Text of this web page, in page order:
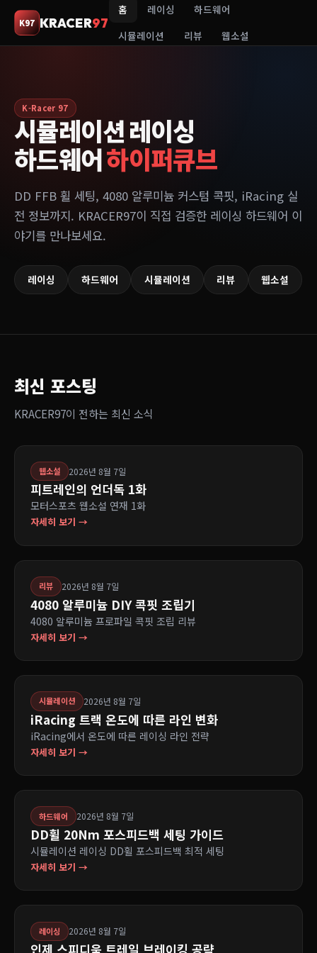
K97 KRACER97
홈 레이싱
하드웨어
시뮬레이션
리뷰 웹소설
K-Racer 97
시뮬레이션 레이싱
하드웨어 하이퍼큐브
DD FFB 휠 세팅, 4080 알루미늄 커스텀 콕핏, iRacing 실
전 정보까지. KRACER97이 직접 검증한 레이싱 하드웨어 이
야기를 만나보세요.
레이싱 하드웨어 시뮬레이션 리뷰 웹소설
최신 포스팅
KRACER97이 전하는 최신 소식
웹소설 2026년 8월 7일
피트레인의 언더독 1화
모터스포츠 웹소설 연재 1화
자세히 보기 →
리뷰 2026년 8월 7일
4080 알루미늄 DIY 콕핏 조립기
4080 알루미늄 프로파일 콕핏 조립 리뷰
자세히 보기 →
시뮬레이션 2026년 8월 7일
iRacing 트랙 온도에 따른 라인 변화
iRacing에서 온도에 따른 레이싱 라인 전략
자세히 보기 →
하드웨어 2026년 8월 7일
DD휠 20Nm 포스피드백 세팅 가이드
시뮬레이션 레이싱 DD휠 포스피드백 최적 세팅
자세히 보기 →
레이싱 2026년 8월 7일
인제 스피디움 트레일 브레이킹 공략